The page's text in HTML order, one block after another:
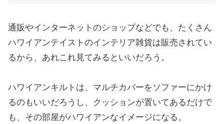
通販やインターネットのショップなどでも、たくさん
ハワイアンテイストのインテリア雑貨は販売されてい
るから、あれこれ見てみるといいだろう。
ハワイアンキルトは、マルチカバーをソファーにかけ
るのもいいだろうし、クッションが置いてあるだけで
も、その部屋がハワイアンなイメージになる。